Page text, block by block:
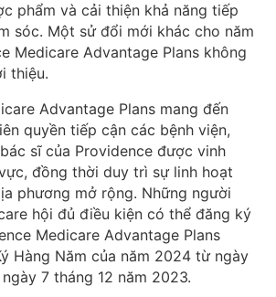
phẩm và cải thiện khả năng tiếp
sóc. Một sử đổi mới khác cho năm
Medicare Advantage Plans không
thiệu.
Advantage Plans mang đến
quyền tiếp cận các bệnh viện,
sĩ của Providence được vinh
đồng thời duy trì sự linh hoạt
phương mở rộng. Những người
hội đủ điều kiện có thể đăng ký
Medicare Advantage Plans
Hàng Năm của năm 2024 từ ngày
7 tháng 12 năm 2023.